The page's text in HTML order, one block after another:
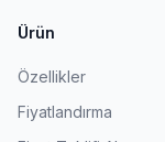
Ürün
Özellikler
Fiyatlandırma